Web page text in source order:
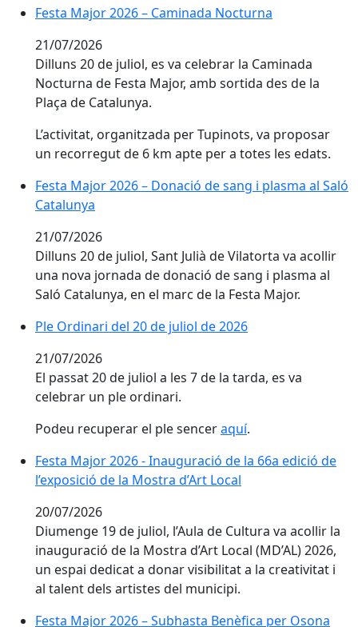
Festa Major 2026 – Caminada Nocturna
Festa Major 2026 – Caminada Nocturna
21/07/2026
Dilluns 20 de juliol, es va celebrar la Caminada
Nocturna de Festa Major, amb sortida des de la
Plaça de Catalunya.
L’activitat, organitzada per Tupinots, va proposar
un recorregut de 6 km apte per a totes les edats.
Festa Major 2026 – Donació de sang i plasma al Saló
Festa Major 2026 – Donació de sang i plasma al Saló
Catalunya
21/07/2026
Dilluns 20 de juliol, Sant Julià de Vilatorta va acollir
una nova jornada de donació de sang i plasma al
Saló Catalunya, en el marc de la Festa Major.
Ple Ordinari del 20 de juliol de 2026
Ple Ordinari del 20 de juliol de 2026
21/07/2026
El passat 20 de juliol a les 7 de la tarda, es va
celebrar un ple ordinari.
Podeu recuperar el ple senceraquí.
Festa Major 2026 - Inauguració de la 66a edició de
Festa Major 2026 - Inauguració de la 66a edició de
l’exposició de la Mostra d’Art Local
20/07/2026
Diumenge 19 de juliol, l’Aula de Cultura va acollir la
inauguració de la Mostra d’Art Local (MD’AL) 2026,
un espai dedicat a donar visibilitat a la creativitat i
al talent dels artistes del municipi.
Festa Major 2026 – Subhasta Benèfica per Osona
Festa Major 2026 – Subhasta Benèfica per Osona